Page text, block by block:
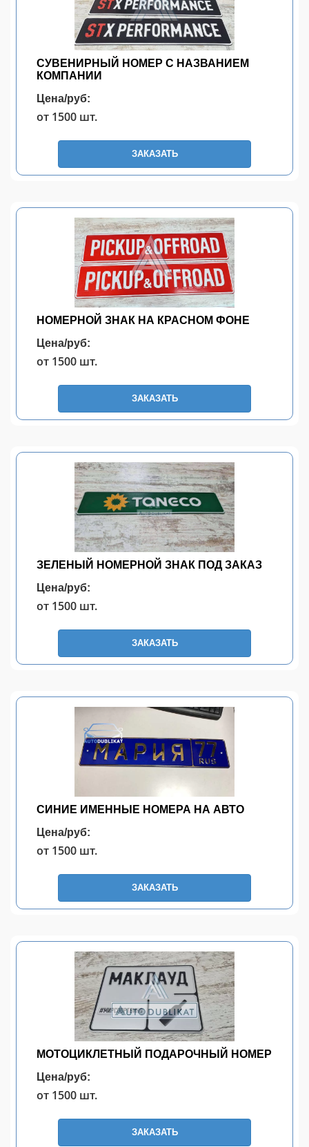
СУВЕНИРНЫЙ НОМЕР С НАЗВАНИЕМ
КОМПАНИИ
Цена/руб:
от 1500 шт.
ЗАКАЗАТЬ
НОМЕРНОЙ ЗНАК НА КРАСНОМ ФОНЕ
Цена/руб:
от 1500 шт.
ЗАКАЗАТЬ
ЗЕЛЕНЫЙ НОМЕРНОЙ ЗНАК ПОД ЗАКАЗ
Цена/руб:
от 1500 шт.
ЗАКАЗАТЬ
СИНИЕ ИМЕННЫЕ НОМЕРА НА АВТО
Цена/руб:
от 1500 шт.
ЗАКАЗАТЬ
МОТОЦИКЛЕТНЫЙ ПОДАРОЧНЫЙ НОМЕР
Цена/руб:
от 1500 шт.
ЗАКАЗАТЬ